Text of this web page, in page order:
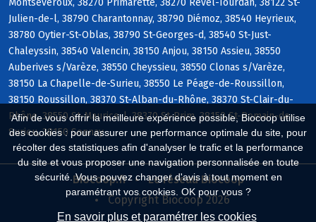
Afin de vous offrir la meilleure expérience possible, Biocoop utilise
des cookies : pour assurer une performance optimale du site, pour
récolter des statistiques afin d'analyser le trafic et la performance
du site et vous proposer une navigation personnalisée en toute
sécurité. Vous pouvez changer d'avis à tout moment en
paramétrant vos cookies. OK pour vous ?
En savoir plus et paramétrer les cookies
Montseveroux, 38270 Primarette, 38270 Revel-Tourdan, 38122 St-
Julien-de-l, 38790 Charantonnay, 38790 Diémoz, 38540 Heyrieux,
38780 Oytier-St-Oblas, 38790 St-Georges-d, 38540 St-Just-
Chaleyssin, 38540 Valencin, 38150 Anjou, 38150 Assieu, 38550
Auberives s/Varèze, 38550 Cheyssieu, 38550 Clonas s/Varèze,
38150 La Chapelle-de-Surieu, 38550 Le Péage-de-Roussillon,
38150 Roussillon, 38370 St-Alban-du-Rhône, 38370 St-Clair-du-
Rhône, 38550 St-Maurice-l, 38370 St-Prim, 38150 St-Romain-de-
Surieu, 38150 Sonnay
Biocoop.fr
Le réseau Biocoop
Copyright Biocoop 2026